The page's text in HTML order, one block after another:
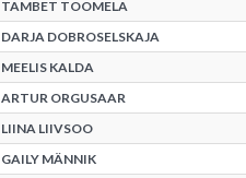
TAMBET TOOMELA
DARJA DOBROSELSKAJA
MEELIS KALDA
ARTUR ORGUSAAR
LIINA LIIVSOO
GAILY MÄNNIK